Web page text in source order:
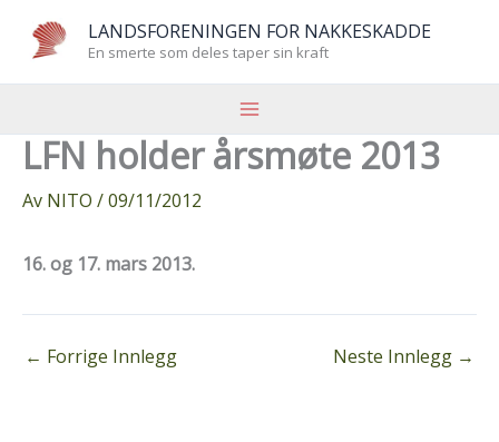
LANDSFORENINGEN FOR NAKKESKADDE
En smerte som deles taper sin kraft
LFN holder årsmøte 2013
Av NITO /09/11/2012
16. og 17. mars 2013.
← Forrige Innlegg Neste Innlegg →